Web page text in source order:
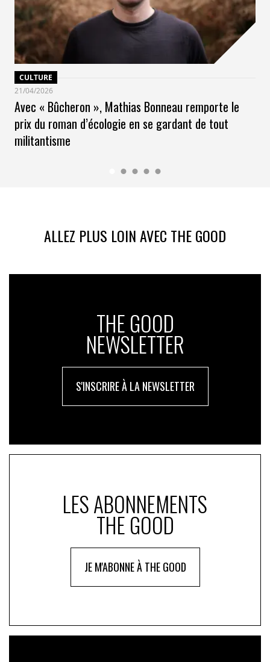
CULTURE
21/04/2026
Avec « Bûcheron », Mathias Bonneau remporte le
prix du roman d’écologie en se gardant de tout
militantisme
ALLEZ PLUS LOIN AVEC THE GOOD
THE GOOD
NEWSLETTER
S'INSCRIRE À LA NEWSLETTER
LES ABONNEMENTS
THE GOOD
JE M'ABONNE À THE GOOD